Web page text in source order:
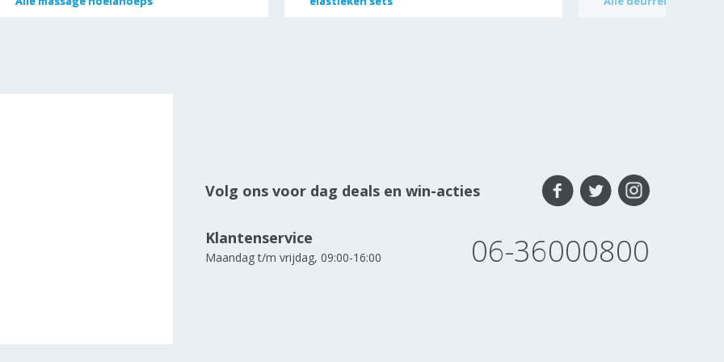
Volg ons voor dag deals en win-acties
Klantenservice
Maandag t/m vrijdag, 09:00-16:00 06-36000800